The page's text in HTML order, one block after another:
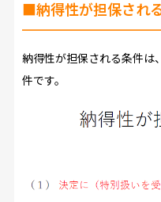
■納得性が担保され
納得性が担保される条件は
件です。